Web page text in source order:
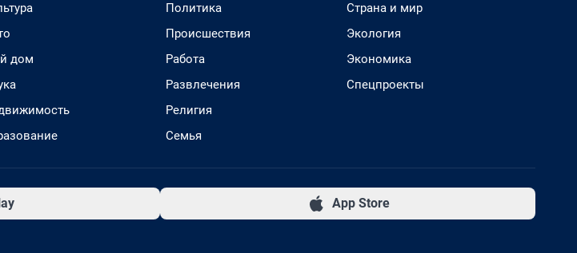
дом
Политика
Происшествия
Работа
Развлечения
Религия
Семья
Страна и мир
Экология
Экономика
Спецпроекты
App Store